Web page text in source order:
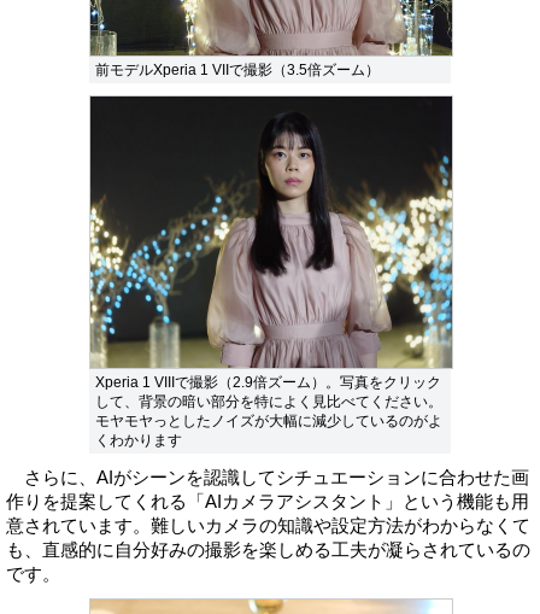
前モデルXperia 1 VIIで撮影（3.5倍ズーム）
Xperia 1 VIIIで撮影（2.9倍ズーム）。写真をクリック
して、背景の暗い部分を特によく見比べてください。
モヤモヤっとしたノイズが大幅に減少しているのがよ
くわかります
さらに、AIがシーンを認識してシチュエーションに合わせた画
作りを提案してくれる「AIカメラアシスタント」という機能も用
意されています。難しいカメラの知識や設定方法がわからなくて
も、直感的に自分好みの撮影を楽しめる工夫が凝らされているの
です。